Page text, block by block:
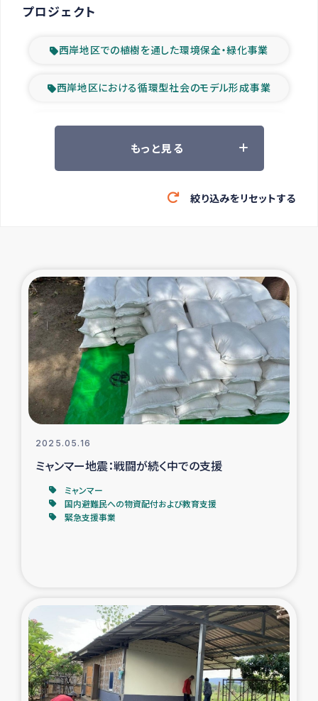
プロジェクト
西岸地区での植樹を通した環境保全・緑化事業
西岸地区における循環型社会のモデル形成事業
ツアー参加者の声
緊急救援の時代
東ティモール豪雨緊急支援
大雨による洪水被災者支援
カカオ生産者支援事業
シリア国内避難民・帰還民の生活再建支援
トルコにおけるシリア難民支援事業
インドネシア中部 スラウェシの地震・津波被災者支援
スリランカ ムライティブ県帰還民の生活再建支援
スリランカ南部洪水被災者支援
スリランカの南北女性をつなぐサリー・リサイクル・プロ
ジェクト
もっと見る
絞り込みをリセットする
2025.05.16
ミャンマー地震：戦闘が続く中での支援
ミャンマー
国内避難民への物資配付および教育支援
緊急支援事業